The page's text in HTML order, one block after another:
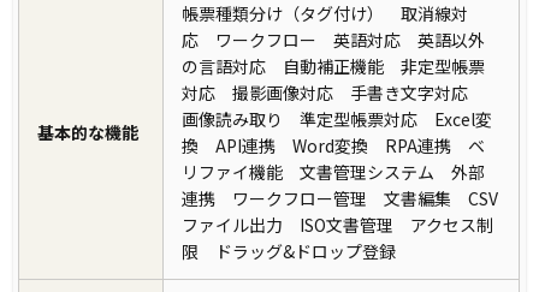
基本的な機能
帳票種類分け（タグ付け） 取消線対
応 ワークフロー 英語対応 英語以外
の言語対応 自動補正機能 非定型帳票
対応 撮影画像対応 手書き文字対応
画像読み取り 準定型帳票対応 Excel変
換 API連携 Word変換 RPA連携 ベ
リファイ機能 文書管理システム 外部
連携 ワークフロー管理 文書編集 CSV
ファイル出力 ISO文書管理 アクセス制
限 ドラッグ&ドロップ登録